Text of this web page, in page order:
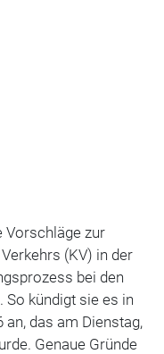
Vorschläge zur
(KV) in der
bei den
So kündigt sie es in
das am Dienstag,
Genaue Gründe